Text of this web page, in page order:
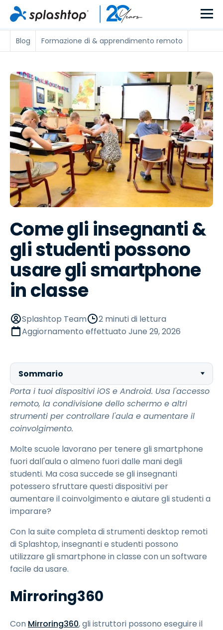
Blog Formazione di & apprendimento remoto
Come gli insegnanti &
gli studenti possono
usare gli smartphone
in classe
Splashtop Team
2 minuti di lettura
Aggiornamento effettuato June 29, 2026
Sommario
Porta i tuoi dispositivi iOS e Android. Usa l'accesso
remoto, la condivisione dello schermo e altri
strumenti per controllare l'aula e aumentare il
coinvolgimento.
Molte scuole lavorano per tenere gli smartphone
fuori dall'aula o almeno fuori dalle mani degli
studenti. Ma cosa succede se gli insegnanti
potessero sfruttare questi dispositivi per
aumentare il coinvolgimento e aiutare gli studenti a
imparare?
Con la suite completa di strumenti desktop remoti
di Splashtop, insegnanti e studenti possono
utilizzare gli smartphone in classe con un software
facile da usare.
Mirroring360
Con Mirroring360, gli istruttori possono eseguire il